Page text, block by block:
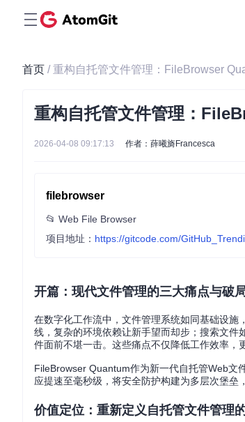
首页 / 重构自托管文件管理：FileBrowser
重构自托管文件管理：
2026-04-08 09:17:13 作者：薛曦旖Francesca
filebrowser
📂 Web File Browser
项目地址： https://gitcode.com/
开篇：现代文件管理的三大痛点与破
在数字化工作流中，文件管理系统如同基础设
线，复杂的环境依赖让新手望而却步；搜索文
件面前不堪一击。这些痛点不仅降低工作效率，
FileBrowser Quantum作为新一代自托管Web文
应提速至毫秒级，将安全防护构建为多层次堡垒
价值定位：重新定义自托管文件管理